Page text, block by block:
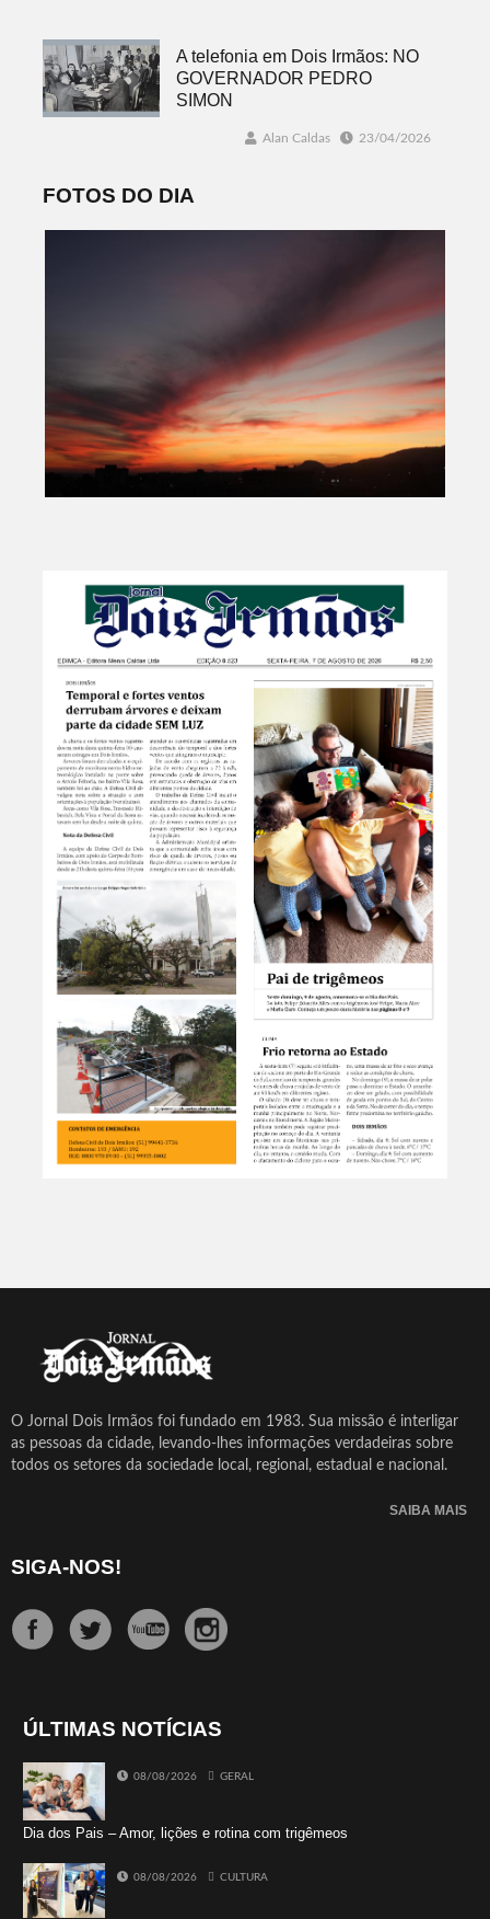
A telefonia em Dois Irmãos: NO
GOVERNADOR PEDRO
SIMON
Alan Caldas 23/04/2026
FOTOS DO DIA
O Jornal Dois Irmãos foi fundado em 1983. Sua missão é interligar
as pessoas da cidade, levando-lhes informações verdadeiras sobre
todos os setores da sociedade local, regional, estadual e nacional.
SAIBA MAIS
SIGA-NOS!
ÚLTIMAS NOTÍCIAS
08/08/2026 GERAL
Dia dos Pais – Amor, lições e rotina com trigêmeos
08/08/2026 CULTURA